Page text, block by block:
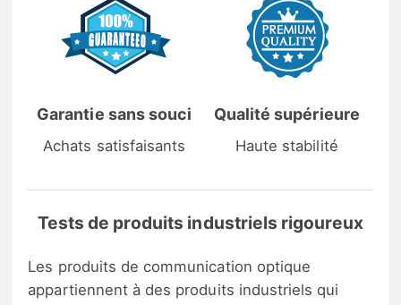
Garantie sans souci
Achats satisfaisants
Qualité supérieure
Haute stabilité
Tests de produits industriels rigoureux
Les produits de communication optique
appartiennent à des produits industriels qui